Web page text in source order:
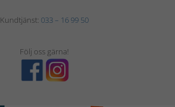
Kundtjänst: 033 – 16 99 50
Följ oss gärna!